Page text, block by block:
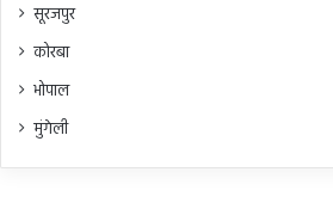
सूरजपुर
कोरबा
भोपाल
मुंगेली